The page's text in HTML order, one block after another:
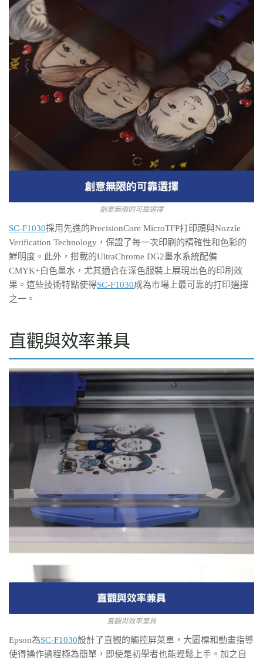
創意無限的可靠選擇
SC-F1030採用先進的PrecisionCore MicroTFP打印頭與Nozzle
Verification Technology，保證了每一次印刷的精確性和色彩的
鮮明度。此外，搭載的UltraChrome DG2墨水系統配備
CMYK+白色墨水，尤其適合在深色服裝上展現出色的印刷效
果。這些技術特點使得SC-F1030成為市場上最可靠的打印選擇
之一。
直觀與效率兼具
直觀與效率兼具
Epson為SC-F1030設計了直觀的觸控屏菜單，大圖標和動畫指導
使得操作過程極為簡單，即使是初學者也能輕鬆上手。加之自